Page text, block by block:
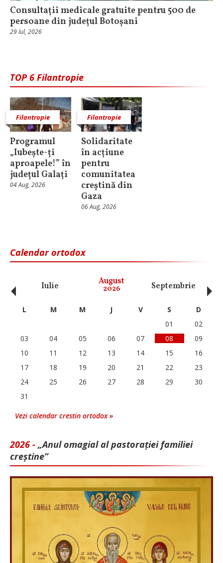
Consultații medicale gratuite pentru 500 de
persoane din județul Botoșani
29 Iul, 2026
TOP 6 Filantropie
Filantropie
Programul
„Iubește-ți
aproapele!” în
județul Galați
04 Aug, 2026
Filantropie
Solidaritate
în acțiune
pentru
comunitatea
creștină din
Gaza
06 Aug, 2026
Calendar ortodox
Iulie August
2026 Septembrie
‹ L M M J V S
D
01
02
03
04 05 06 07 08
09
10
11 12 13 14 15
16
17
18 19 20 21 22
23
24
25 26 27 28 29
30
31
Vezi calendar crestin ortodox »
2026 - „Anul omagial al pastorației familiei
creștine”